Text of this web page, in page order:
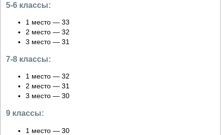
5-6 классы:
1 место — 33
2 место — 32
3 место — 31
7-8 классы:
1 место — 32
2 место — 31
3 место — 30
9 классы:
1 место — 30